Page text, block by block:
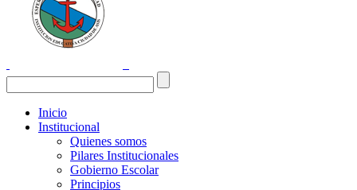
Inicio
Institucional
Quienes somos
Pilares Institucionales
Gobierno Escolar
Principios